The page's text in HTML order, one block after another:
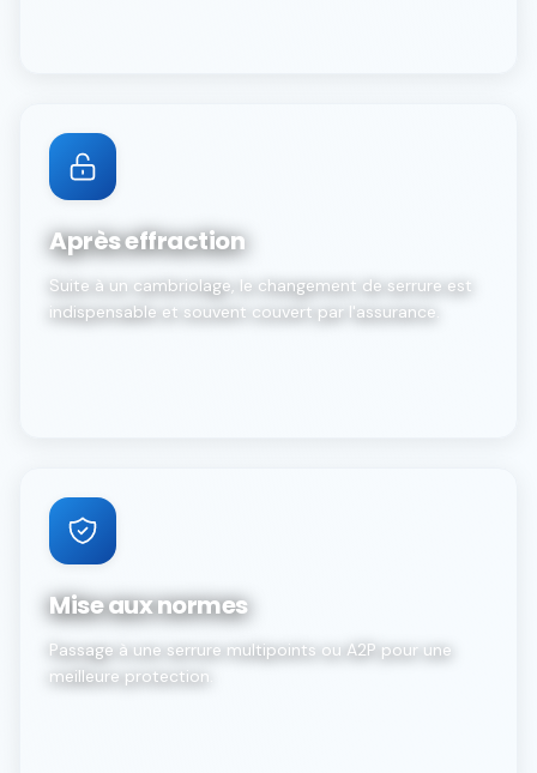
Après effraction
Suite à un cambriolage, le changement de serrure est
indispensable et souvent couvert par l'assurance.
Mise aux normes
Passage à une serrure multipoints ou A2P pour une
meilleure protection.